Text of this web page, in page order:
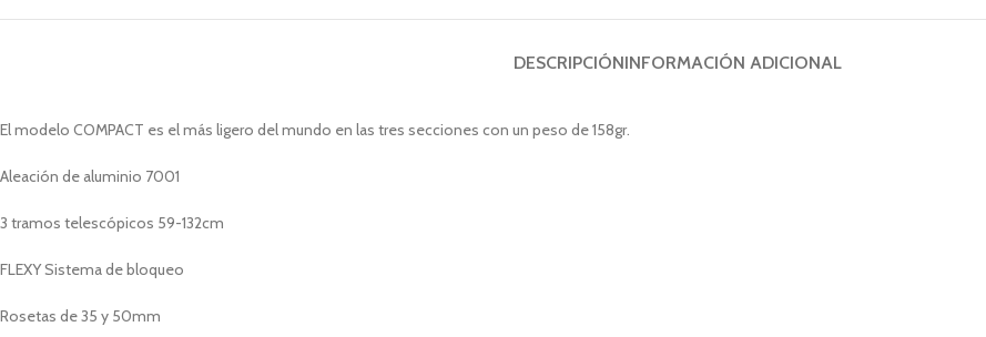
DESCRIPCIÓNINFORMACIÓN ADICIONAL
El modelo COMPACT es el más ligero del mundo en las tres secciones con un peso de 158gr.
Aleación de aluminio 7001
3 tramos telescópicos 59-132cm
FLEXY Sistema de bloqueo
Rosetas de 35 y 50mm